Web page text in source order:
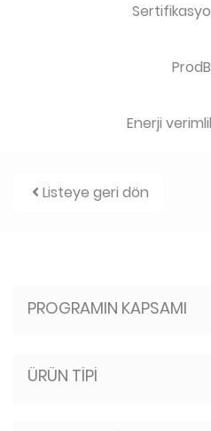
Enerji
Listeye geri dön
PROGRAMIN KAPSAMI
ÜRÜN TİPİ